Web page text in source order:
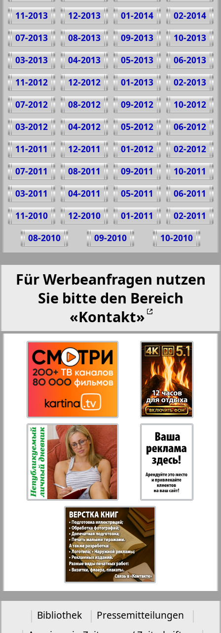
02-2014
01-2014
12-2013
11-2013
10-2013
09-2013
08-2013
07-2013
06-2013
05-2013
04-2013
03-2013
02-2013
01-2013
12-2012
11-2012
10-2012
09-2012
08-2012
07-2012
06-2012
05-2012
04-2012
03-2012
02-2012
01-2012
12-2011
11-2011
10-2011
09-2011
08-2011
07-2011
06-2011
05-2011
04-2011
03-2011
02-2011
01-2011
12-2010
11-2010
10-2010
09-2010
08-2010
Für Werbeanfragen nutzen
Sie bitte den Bereich
«Kontakt»
Bibliothek
Pressemitteilungen